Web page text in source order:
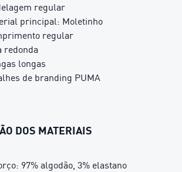
regular
principal: Moletinho
regular
redonda
longas
de branding PUMA
DOS MATERIAIS
97% algodão, 3% elastano